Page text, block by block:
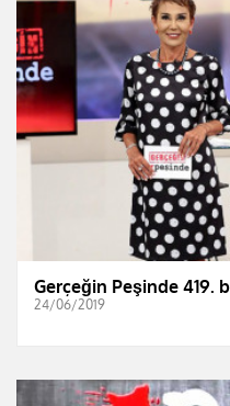
Gerçeğin Peşinde 419.
24/06/2019